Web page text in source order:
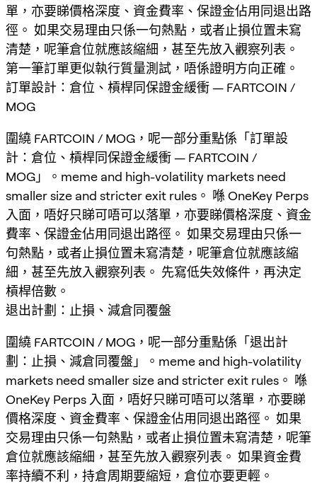
單，亦要睇價格深度、資金費率、保證金佔用同退出路
徑。 如果交易理由只係一句熱點，或者止損位置未寫
清楚，呢筆倉位就應該縮細，甚至先放入觀察列表。
第一筆訂單更似執行質量測試，唔係證明方向正確。
訂單設計：倉位、槓桿同保證金緩衝 — FARTCOIN /
MOG
圍繞 FARTCOIN / MOG，呢一部分重點係「訂單設
計：倉位、槓桿同保證金緩衝 — FARTCOIN /
MOG」。meme and high-volatility markets need
smaller size and stricter exit rules。 喺 OneKey Perps
入面，唔好只睇可唔可以落單，亦要睇價格深度、資金
費率、保證金佔用同退出路徑。 如果交易理由只係一
句熱點，或者止損位置未寫清楚，呢筆倉位就應該縮
細，甚至先放入觀察列表。 先寫低失效條件，再決定
槓桿倍數。
退出計劃：止損、減倉同覆盤
圍繞 FARTCOIN / MOG，呢一部分重點係「退出計
劃：止損、減倉同覆盤」。meme and high-volatility
markets need smaller size and stricter exit rules。 喺
OneKey Perps 入面，唔好只睇可唔可以落單，亦要睇
價格深度、資金費率、保證金佔用同退出路徑。 如果
交易理由只係一句熱點，或者止損位置未寫清楚，呢筆
倉位就應該縮細，甚至先放入觀察列表。 如果資金費
率持續不利，持倉周期要縮短，倉位亦要更輕。